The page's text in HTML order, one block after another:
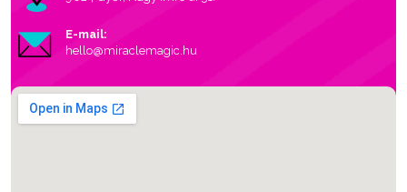
E-mail:
hello@miraclemagic.hu